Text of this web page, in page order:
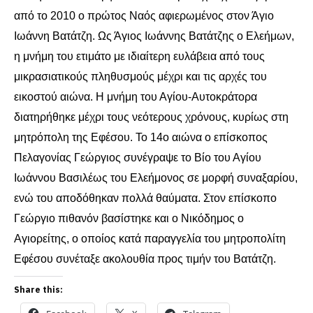
από το 2010 ο πρώτος Ναός αφιερωμένος στον Άγιο
Ιωάννη Βατάτζη. Ως Άγιος Ιωάννης Βατάτζης ο Ελεήμων,
η μνήμη του ετιμάτο με ιδιαίτερη ευλάβεια από τους
μικρασιατικούς πληθυσμούς μέχρι και τις αρχές του
εικοστού αιώνα. Η μνήμη του Αγίου-Αυτοκράτορα
διατηρήθηκε μέχρι τους νεότερους χρόνους, κυρίως στη
μητρόπολη της Εφέσου. Το 14ο αιώνα ο επίσκοπος
Πελαγονίας Γεώργιος συνέγραψε το Βίο του Αγίου
Ιωάννου Βασιλέως του Ελεήμονος σε μορφή συναξαρίου,
ενώ του αποδόθηκαν πολλά θαύματα. Στον επίσκοπο
Γεώργιο πιθανόν βασίστηκε και ο Νικόδημος ο
Αγιορείτης, ο οποίος κατά παραγγελία του μητροπολίτη
Εφέσου συνέταξε ακολουθία προς τιμήν του Βατάτζη.
Share this: